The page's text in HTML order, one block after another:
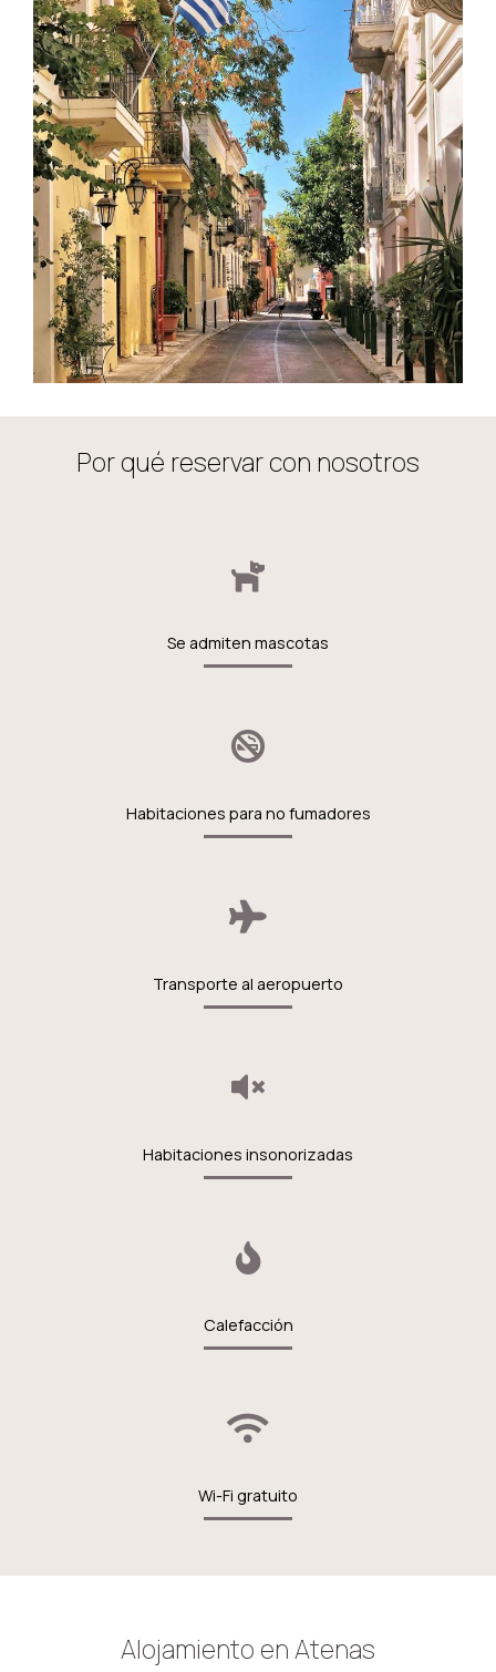
Por qué reservar con nosotros
Se admiten mascotas
Habitaciones para no fumadores
Transporte al aeropuerto
Habitaciones insonorizadas
Calefacción
Wi-Fi gratuito
Alojamiento en Atenas